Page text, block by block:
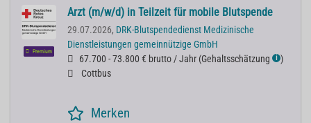
Premium
Arzt (m/w/d) in Teilzeit für mobile Blutspende
29.07.2026, DRK-Blutspendedienst Medizinische
Dienstleistungen gemeinnützige GmbH
67.700 - 73.800 € brutto / Jahr (Gehaltsschätzung ℹ )
Cottbus
Merken